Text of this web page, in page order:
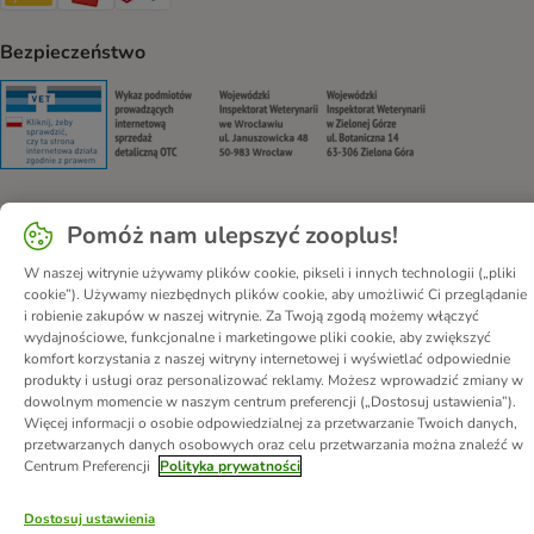
Bezpieczeństwo
Security Security Security
O nas Kariera - Kraków
Kariera - Wrocław
Regulamin sklepu
Polityka prywatności
Impressum
Corporate Website
Formularz odstąpienia od umowy
Kontakt
Informacje o przesyłce
Metody płatności
Program partnerski
Korzyści
DSA Oświadczenie o dostępności
© zooplus SE2026
Pomóż nam ulepszyć zooplus!
W naszej witrynie używamy plików cookie, pikseli i innych technologii („pliki
cookie”). Używamy niezbędnych plików cookie, aby umożliwić Ci przeglądanie
i robienie zakupów w naszej witrynie. Za Twoją zgodą możemy włączyć
wydajnościowe, funkcjonalne i marketingowe pliki cookie, aby zwiększyć
komfort korzystania z naszej witryny internetowej i wyświetlać odpowiednie
produkty i usługi oraz personalizować reklamy. Możesz wprowadzić zmiany w
dowolnym momencie w naszym centrum preferencji („Dostosuj ustawienia”).
Więcej informacji o osobie odpowiedzialnej za przetwarzanie Twoich danych,
przetwarzanych danych osobowych oraz celu przetwarzania można znaleźć w
Centrum Preferencji
Polityka prywatności
Dostosuj ustawienia